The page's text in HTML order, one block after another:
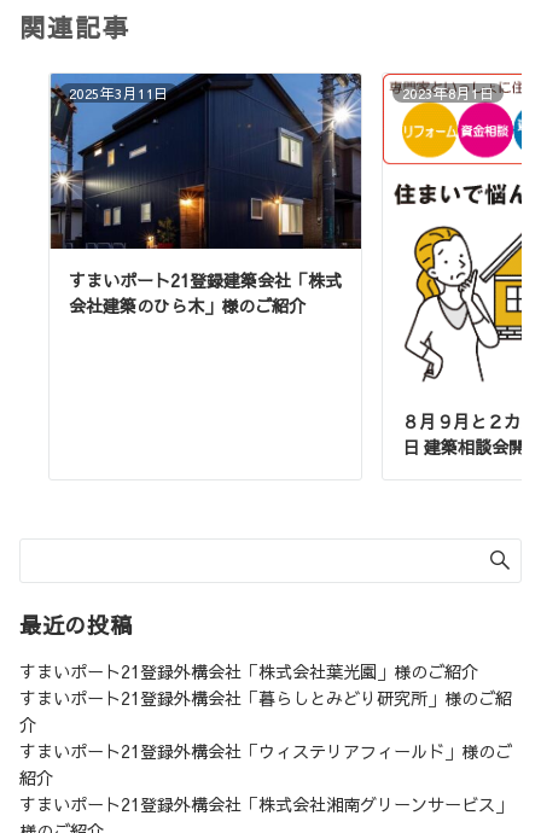
関連記事
2025年3月11日
すまいポート21登録建築会社「株式
会社建築のひら木」様のご紹介
2023年8月1日
８月９月と２カ
日 建築相談会開
最近の投稿
すまいポート21登録外構会社「株式会社葉光園」様のご紹介
すまいポート21登録外構会社「暮らしとみどり研究所」様のご紹
介
すまいポート21登録外構会社「ウィステリアフィールド」様のご
紹介
すまいポート21登録外構会社「株式会社湘南グリーンサービス」